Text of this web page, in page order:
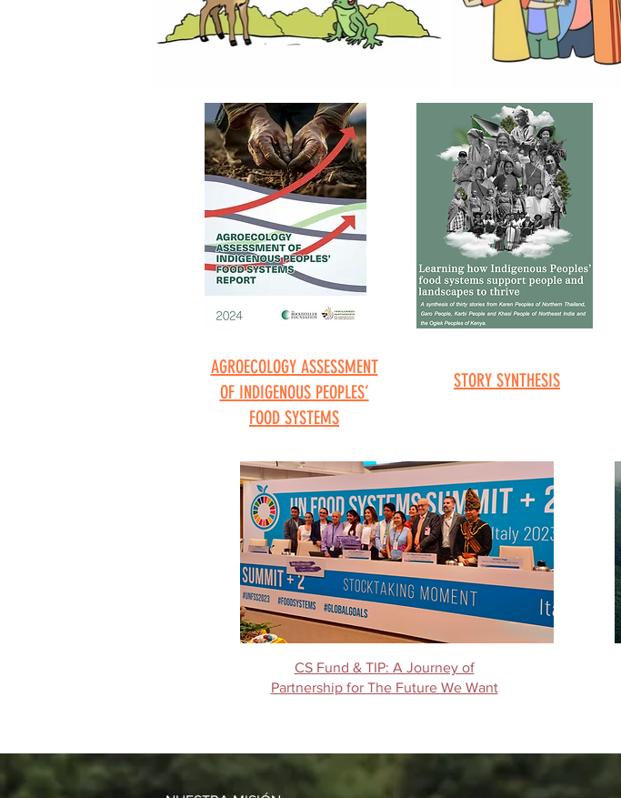
AGROECOLOGY ASSESSMENT
OF INDIGENOUS PEOPLES’
FOOD SYSTEMS
STORY SYNTHESIS
CS Fund & TIP: A Journey of
Partnership for The Future We Want